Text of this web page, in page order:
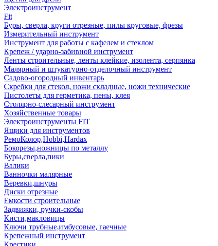
Электроинструмент
Fit
Буры, сверла, круги отрезные, пилы круговые, фрезы
Измерительный инструмент
Инструмент для работы с кафелем и стеклом
Крепеж / ударно-забивной инструмент
Ленты строительные, ленты клейкие, изолента, серпянка
Малярный и штукатурно-отделочный инструмент
Садово-огородный инвентарь
Скребки для стекол, ножи складные, ножи технические
Пистолеты для герметика, пены, клея
Столярно-слесарный инструмент
Хозяйственные товары
Электроинструменты FIT
Ящики для инструментов
РемоКолор,Hobbi,Hardax
Бокорезы,ножницы по металлу
Буры,сверла,пики
Валики
Ванночки малярные
Веревки,шнуры
Диски отрезные
Емкости строительные
Задвижки, ручки-скобы
Кисти,макловицы
Ключи трубные,имбусовые, гаечные
Крепежный инструмент
Крестики